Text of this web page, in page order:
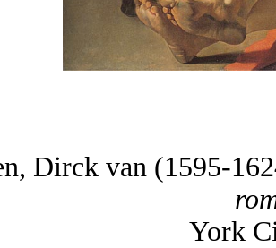
Dirck van (1595-
York